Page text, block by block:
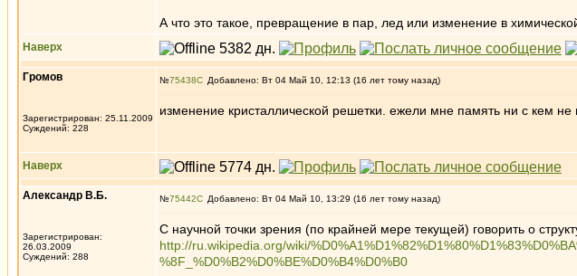
А что это такое, превращение в пар, лед или изменение в
Наверх
Громов
Зарегистрирован: 25.11.2009
Суждений: 228
№75438 Добавлено: Вт 04 Май 10, 12:13 (16 лет тому назад)
изменение кристаллической решетки. ежели мне память ни с кем не
Наверх
Александр В.Б.
Зарегистрирован:
26.03.2009
Суждений: 288
№75442 Добавлено: Вт 04 Май 10, 13:29 (16 лет тому назад)
С научной точки зрения (по крайней мере текущей) говорить о
http://ru.wikipedia.org/wiki/
%8F_%D0%B2%D0%BE%D0%B4%D0%B0